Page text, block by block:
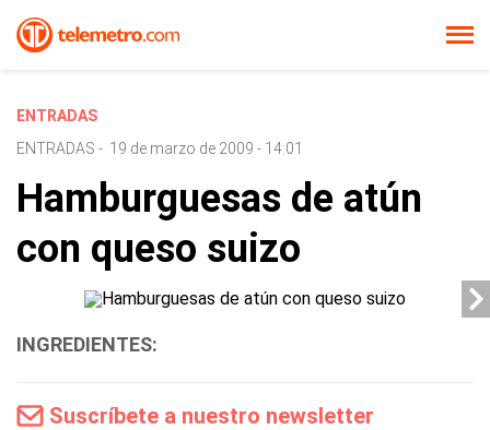
ENTRADAS
ENTRADAS - 19 de marzo de 2009 - 14:01
Hamburguesas de atún
con queso suizo
INGREDIENTES:
Suscríbete a nuestro newsletter